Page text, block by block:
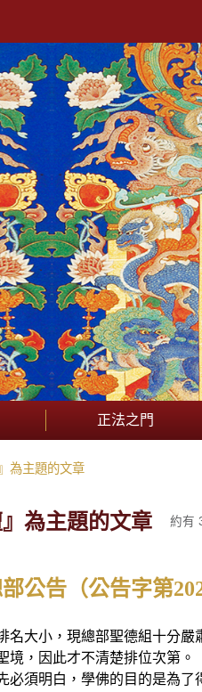
正法之門
為主題的文章
』為主題的文章 約有
公告（公告字第
名大小，現總部聖德組十分
境，因此才不清楚排位次第。
必須明白，學佛的目的是為